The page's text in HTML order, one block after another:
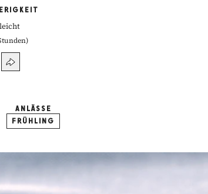
leicht
)
ANLÄSSE
FRÜHLING